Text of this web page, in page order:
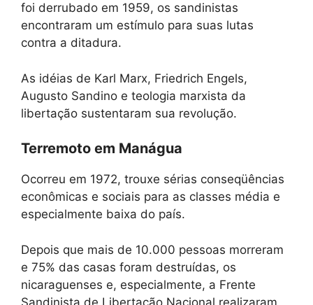
foi derrubado em 1959, os sandinistas
encontraram um estímulo para suas lutas
contra a ditadura.
As idéias de Karl Marx, Friedrich Engels,
Augusto Sandino e teologia marxista da
libertação sustentaram sua revolução.
Terremoto em Manágua
Ocorreu em 1972, trouxe sérias conseqüências
econômicas e sociais para as classes média e
especialmente baixa do país.
Depois que mais de 10.000 pessoas morreram
e 75% das casas foram destruídas, os
nicaraguenses e, especialmente, a Frente
Sandinista de Libertação Nacional realizaram